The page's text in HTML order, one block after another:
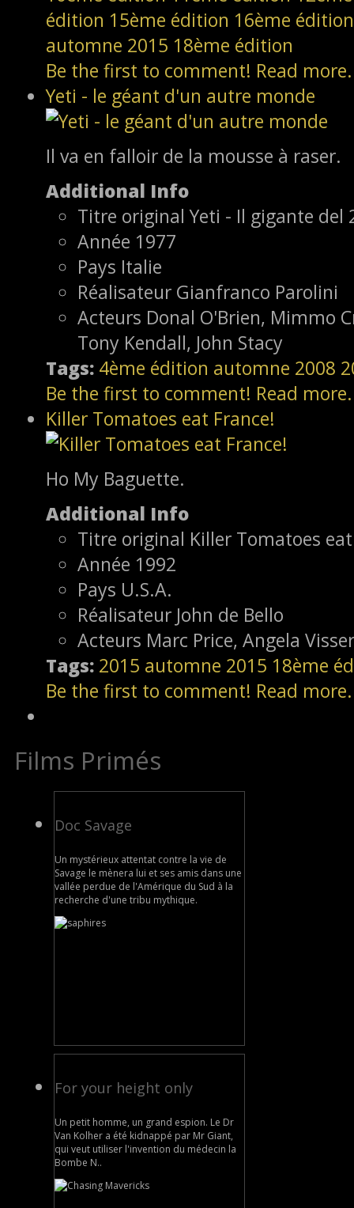
édition 15ème édition 16ème édition
automne 2015 18ème édition
Be the first to comment! Read
Yeti - le géant d'un autre monde
Il va en falloir de la mousse à raser.
Additional Info
Titre original Yeti - Il gigante del
Année 1977
Pays Italie
Réalisateur Gianfranco Parolini
Acteurs Donal O'Brien, Mimmo
Tony Kendall, John Stacy
Tags: 4ème édition automne 2008
Be the first to comment! Read
Killer Tomatoes eat France!
Ho My Baguette.
Additional Info
Titre original Killer Tomatoes
Année 1992
Pays U.S.A.
Réalisateur John de Bello
Acteurs Marc Price, Angela
Tags: 2015 automne 2015 18ème
Be the first to comment! Read
Films Primés
Doc Savage
Un mystérieux attentat contre la vie de
Savage le mènera lui et ses amis dans une
vallée perdue de l'Amérique du Sud à la
recherche d'une tribu mythique.
For your height only
Un petit homme, un grand espion. Le Dr
Van Kolher a été kidnappé par Mr Giant,
qui veut utiliser l'invention du médecin la
Bombe N..